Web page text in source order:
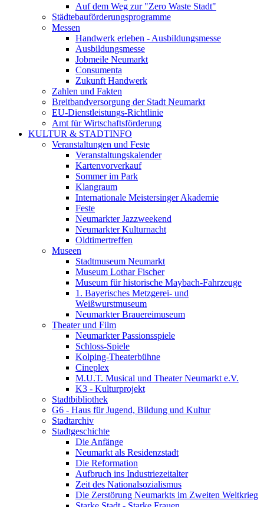
Auf dem Weg zur "Zero Waste Stadt"
Städtebauförderungsprogramme
Messen
Handwerk erleben - Ausbildungsmesse
Ausbildungsmesse
Jobmeile Neumarkt
Consumenta
Zukunft Handwerk
Zahlen und Fakten
Breitbandversorgung der Stadt Neumarkt
EU-Dienstleistungs-Richtlinie
Amt für Wirtschaftsförderung
KULTUR & STADTINFO
Veranstaltungen und Feste
Veranstaltungskalender
Kartenvorverkauf
Sommer im Park
Klangraum
Internationale Meistersinger Akademie
Feste
Neumarkter Jazzweekend
Neumarkter Kulturnacht
Oldtimertreffen
Museen
Stadtmuseum Neumarkt
Museum Lothar Fischer
Museum für historische Maybach-Fahrzeuge
1. Bayerisches Metzgerei- und
Weißwurstmuseum
Neumarkter Brauereimuseum
Theater und Film
Neumarkter Passionsspiele
Schloss-Spiele
Kolping-Theaterbühne
Cineplex
M.U.T. Musical und Theater Neumarkt e.V.
K3 - Kulturprojekt
Stadtbibliothek
G6 - Haus für Jugend, Bildung und Kultur
Stadtarchiv
Stadtgeschichte
Die Anfänge
Neumarkt als Residenzstadt
Die Reformation
Aufbruch ins Industriezeitalter
Zeit des Nationalsozialismus
Die Zerstörung Neumarkts im Zweiten Weltkrieg